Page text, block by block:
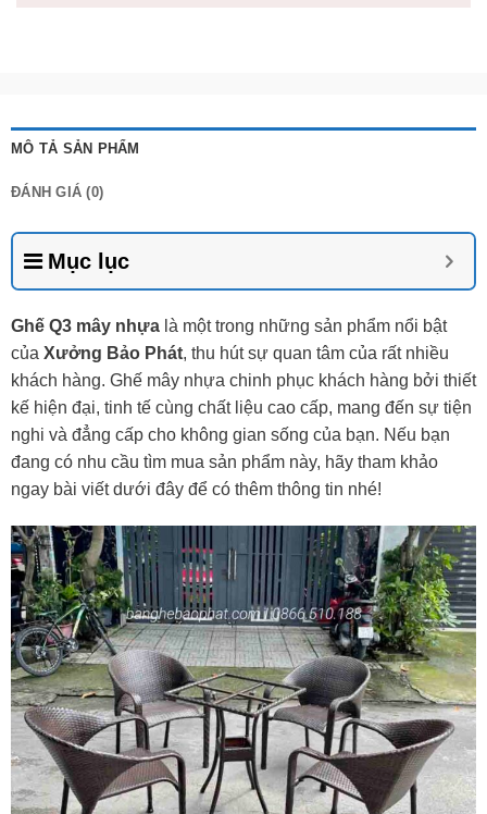
MÔ TẢ SẢN PHẨM
ĐÁNH GIÁ (0)
Mục lục
Ghế Q3 mây nhựa là một trong những sản phẩm nổi bật
của Xưởng Bảo Phát, thu hút sự quan tâm của rất nhiều
khách hàng. Ghế mây nhựa chinh phục khách hàng bởi thiết
kế hiện đại, tinh tế cùng chất liệu cao cấp, mang đến sự tiện
nghi và đẳng cấp cho không gian sống của bạn. Nếu bạn
đang có nhu cầu tìm mua sản phẩm này, hãy tham khảo
ngay bài viết dưới đây để có thêm thông tin nhé!